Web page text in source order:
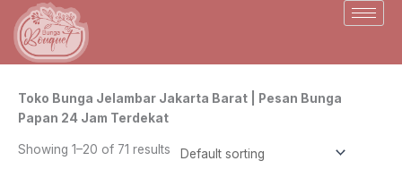
content
Toko Bunga Jelambar Jakarta Barat | Pesan Bunga
Papan 24 Jam Terdekat
Showing 1–20 of 71 results